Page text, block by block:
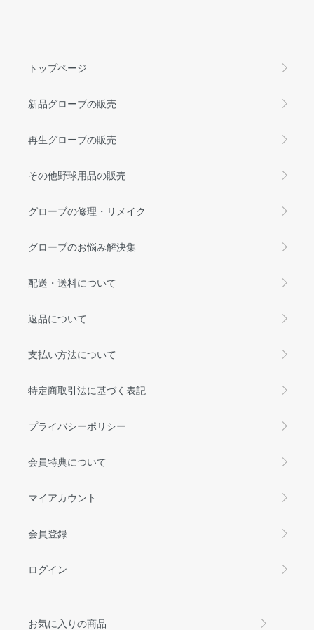
トップページ
新品グローブの販売
再生グローブの販売
その他野球用品の販売
グローブの修理・リメイク
グローブのお悩み解決集
配送・送料について
返品について
支払い方法について
特定商取引法に基づく表記
プライバシーポリシー
会員特典について
マイアカウント
会員登録
ログイン
お気に入りの商品